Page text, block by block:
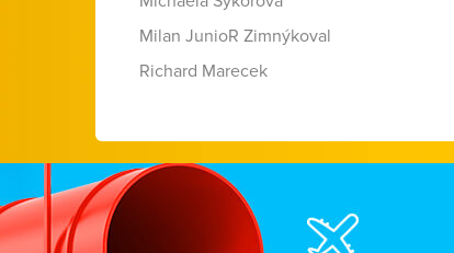
Milan JunioR Zimnýkoval
Richard Marecek